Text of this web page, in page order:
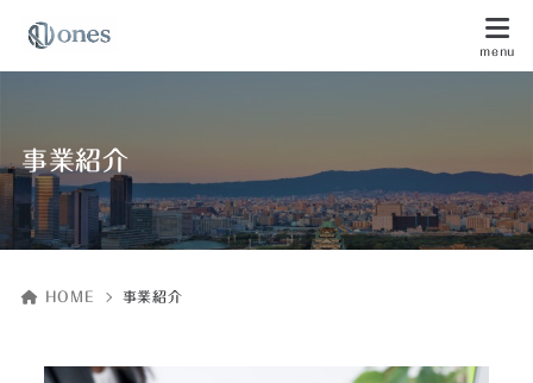
事業紹介
HOME 事業紹介